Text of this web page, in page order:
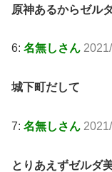
原神あるからゼル
6: 名無しさん
城下町だして
7: 名無しさん
とりあえずゼルダ